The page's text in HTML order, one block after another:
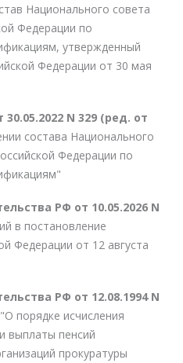
Национального совета
Федерации по
утвержденный
Федерации от 30 мая
N 329 (ред. от
состава Национального
Федерации по
РФ от 10.05.2026 N
в постановление
Федерации от 12 августа
РФ от 12.08.1994 N
"О порядке исчисления
выплаты пенсий
прокуратуры